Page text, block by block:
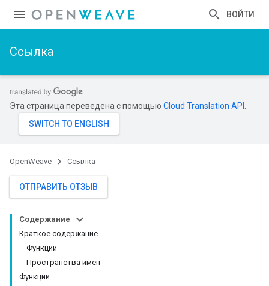
ВОЙТИ
Ссылка
Эта страница переведена с помощью Cloud Translation API
OpenWeave Ссылка
ОТПРАВИТЬ ОТЗЫВ
Содержание
Краткое содержание
Функции
Пространства имен
Функции